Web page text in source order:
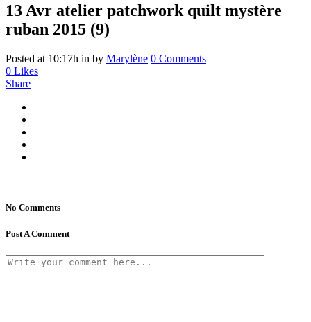
13 Avr atelier patchwork quilt mystère
ruban 2015 (9)
Posted at 10:17h in by Marylène 0 Comments
0 Likes
Share
No Comments
Post A Comment